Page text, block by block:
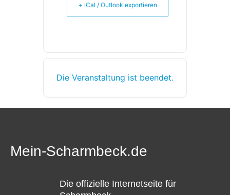
+ iCal / Outlook exportieren
Die Veranstaltung ist beendet.
Mein-Scharmbeck.de
Die offizielle Internetseite für